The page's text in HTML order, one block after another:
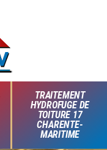
TRAITEMENT
HYDROFUGE DE
TOITURE 17
CHARENTE-
MARITIME